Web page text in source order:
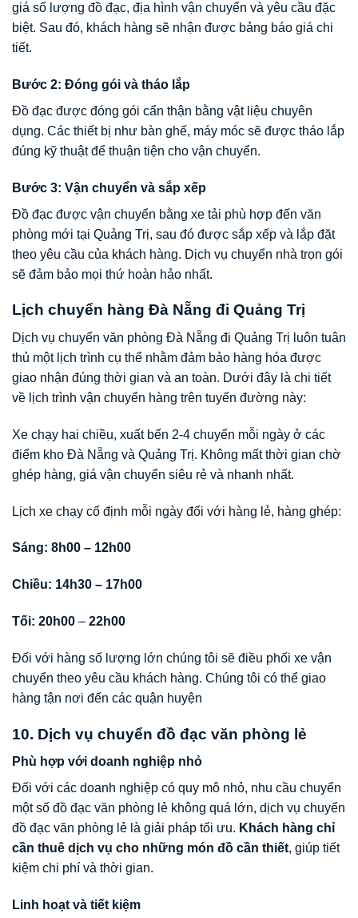
giá số lượng đồ đạc, địa hình vận chuyển và yêu cầu đặc
biệt. Sau đó, khách hàng sẽ nhận được bảng báo giá chi
tiết.
Bước 2: Đóng gói và tháo lắp
Đồ đạc được đóng gói cẩn thận bằng vật liệu chuyên
dụng. Các thiết bị như bàn ghế, máy móc sẽ được tháo lắp
đúng kỹ thuật để thuận tiện cho vận chuyển.
Bước 3: Vận chuyển và sắp xếp
Đồ đạc được vận chuyển bằng xe tải phù hợp đến văn
phòng mới tại Quảng Trị, sau đó được sắp xếp và lắp đặt
theo yêu cầu của khách hàng. Dịch vụ chuyển nhà trọn gói
sẽ đảm bảo mọi thứ hoàn hảo nhất.
Lịch chuyển hàng Đà Nẵng đi Quảng Trị
Dịch vụ chuyển văn phòng Đà Nẵng đi Quảng Trị luôn tuân
thủ một lịch trình cụ thể nhằm đảm bảo hàng hóa được
giao nhận đúng thời gian và an toàn. Dưới đây là chi tiết
về lịch trình vận chuyển hàng trên tuyến đường này:
Xe chạy hai chiều, xuất bến 2-4 chuyến mỗi ngày ở các
điểm kho Đà Nẵng và Quảng Trị. Không mất thời gian chờ
ghép hàng, giá vận chuyển siêu rẻ và nhanh nhất.
Lịch xe chạy cố định mỗi ngày đối với hàng lẻ, hàng ghép:
Sáng: 8h00 – 12h00
Chiều: 14h30 – 17h00
Tối: 20h00 – 22h00
Đối với hàng số lượng lớn chúng tôi sẽ điều phối xe vận
chuyển theo yêu cầu khách hàng. Chúng tôi có thể giao
hàng tận nơi đến các quận huyện
10. Dịch vụ chuyển đồ đạc văn phòng lẻ
Phù hợp với doanh nghiệp nhỏ
Đối với các doanh nghiệp có quy mô nhỏ, nhu cầu chuyển
một số đồ đạc văn phòng lẻ không quá lớn, dịch vụ chuyển
đồ đạc văn phòng lẻ là giải pháp tối ưu. Khách hàng chỉ
cần thuê dịch vụ cho những món đồ cần thiết, giúp tiết
kiệm chi phí và thời gian.
Linh hoạt và tiết kiệm